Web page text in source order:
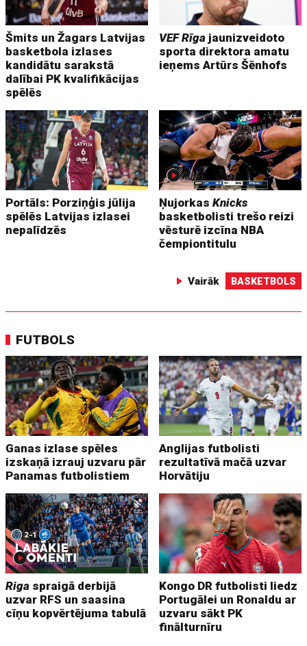
Šmits un Žagars Latvijas
basketbola izlases
kandidātu sarakstā
dalībai PK kvalifikācijas
spēlēs
VEF Rīga jaunizveidoto
sporta direktora amatu
ieņems Artūrs Šēnhofs
Portāls: Porziņģis jūlija
spēlēs Latvijas izlasei
nepalīdzēs
ŅujorkasKnicks
basketbolisti trešo reizi
vēsturē izcīna NBA
čempiontitulu
Vairāk BASKETBOLS
FUTBOLS
Ganas izlase spēles
izskaņā izrauj uzvaru pār
Panamas futbolistiem
Anglijas futbolisti
rezultatīvā mačā uzvar
Horvātiju
Riga spraigā derbijā
uzvar RFS un saasina
cīņu kopvērtējuma tabulā
Kongo DR futbolisti liedz
Portugālei un Ronaldu ar
uzvaru sākt PK
finālturnīru